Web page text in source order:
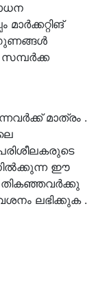
മാത്രം .
ഈ
തികഞ്ഞവർക്കു
ലഭിക്കുക .